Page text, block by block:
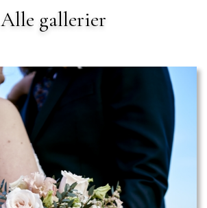
Alle gallerier